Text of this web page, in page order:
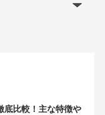
底比較！主な特徴や